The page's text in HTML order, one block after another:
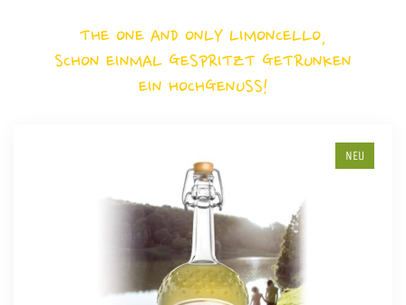
THE ONE AND ONLY LIMONCELLO,
SCHON EINMAL GESPRITZT GETRUNKEN
EIN HOCHGENUSS!
NEU